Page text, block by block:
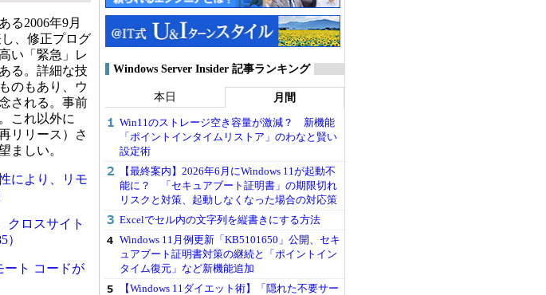
る2006年9月
、修正プログ
い「緊急」レ
る。詳細な技
のもあり、ウ
される。事前
これ以外に
リリース）さ
ましい。
性により、リモ
クロスサイト
ート コードが
Windows Server Insider 記事ランキング
本日 月間
Win11のストレージ空き容量が激減？ 新機能
「ポイントインタイムリストア」のわなと賢い
設定術
【最終案内】2026年6月にWindows 11が起動不
能に？ 「セキュアブート証明書」の期限切れ
リスクと対策、起動しなくなった場合の対応策
Excelでセル内の文字列を縦書きにする方法
Windows 11月例更新「KB5101650」公開、セキ
ュアブート証明書対策の継続と「ポイントイン
タイム復元」など新機能追加
【Windows 11ダイエット術】「隠れた不要サー